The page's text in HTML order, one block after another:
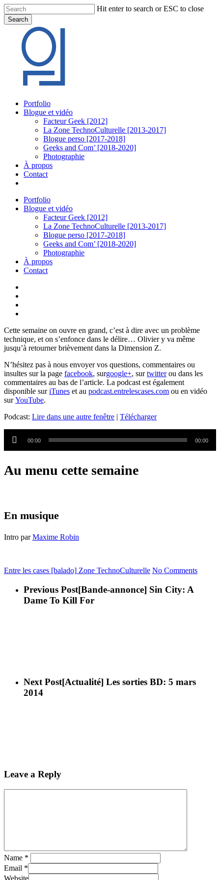
Skip
to
main
content
Hit enter to search or ESC to close
Search
Search
Menu
Portfolio
Blogue et vidéo
Facteur Geek [2012]
La Zone TechnoCulturelle [2013-2017]
Blogue perso [2017-2018]
Geeks and Com’ [2018-2020]
Photographie
À propos
Contact
Portfolio
Blogue et vidéo
Facteur Geek [2012]
La Zone TechnoCulturelle [2013-2017]
Blogue perso [2017-2018]
Geeks and Com’ [2018-2020]
Photographie
À propos
Contact
Cette semaine on ouvre en grand, c’est à dire avec un problème
technique, et on s’enfonce dans le délire… Olivier y va même
jusqu’à retourner brièvement dans la Dimension Z.
N’hésitez pas à nous envoyer vos questions, commentaires ou
insultes sur la page facebook, surgoogle+, surtwitterou dans les
commentaires au bas de l’article. La podcast est également
disponible suriTunes et au podcast.entrelescases.com ou en vidéo
surYouTube.
Podcast: Lire dans une autre fenêtre | Télécharger
audio
00:00 00:00
Au menu cette semaine
En musique
Intro parMaxime Robin
Entre les cases [balado] Zone TechnoCulturelle No Comments
Previous Post[Bande-annonce] Sin City: A
Dame To Kill For
Next Post[Actualité] Les sorties BD: 5 mars
2014
Leave a Reply
Name *
Email *
Website